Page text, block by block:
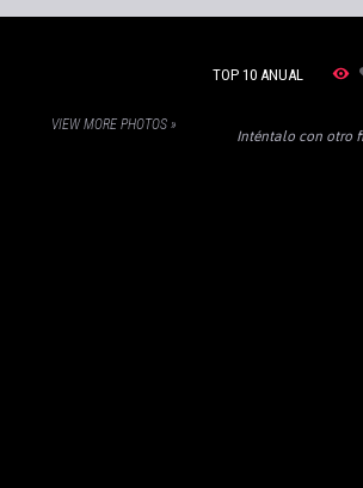
VIEW MORE PHOTOS »
TOP 10 ANUAL
Inténtalo con otro